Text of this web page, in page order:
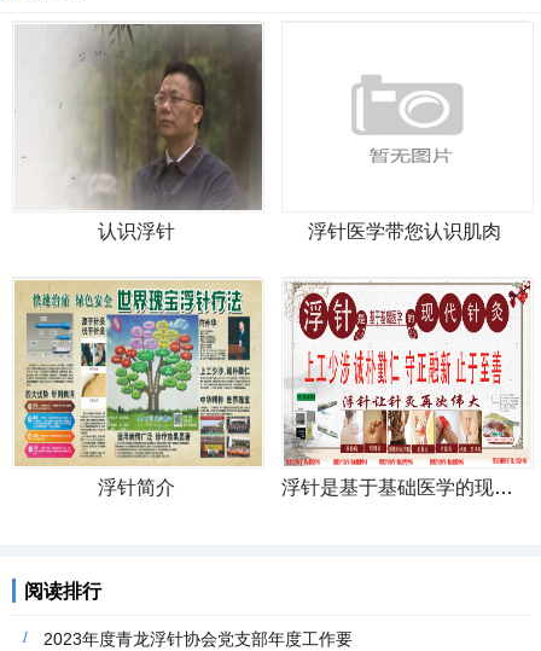
认识浮针 浮针医学带您认识肌肉
浮针简介 浮针是基于基础医学的现代针灸
阅读排行
1 2023年度青龙浮针协会党支部年度工作要